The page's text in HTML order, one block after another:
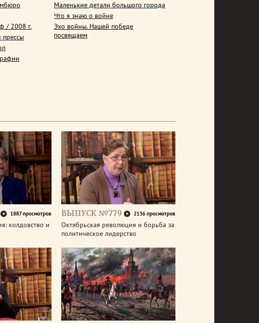
/ 2008 г.
прессы
Маленькие детали большого города
Что я знаю о войне
Эхо войны. Нашей победе
посвящаем
1887 просмотров
колдовство и
ВЫПУСК №779 2136 просмотров
Октябрьская революция и борьба за
политическое лидерство